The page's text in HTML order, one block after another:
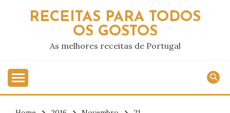
RECEITAS PARA TODOS
OS GOSTOS
As melhores receitas de Portugal